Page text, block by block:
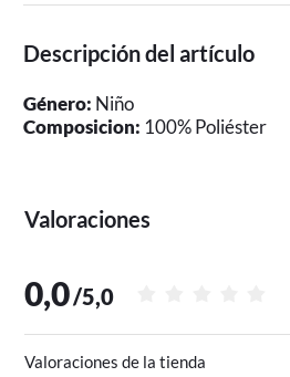
Descripción del artículo
Género: Niño
Composicion: 100% Poliéster
Valoraciones
0,0/5,0
Valoraciones de la tienda